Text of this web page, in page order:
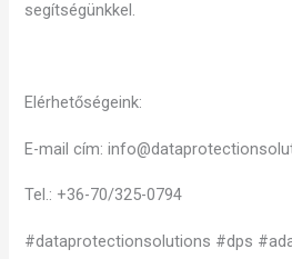
segítségünkkel.
Elérhetőségeink:
E-mail cím:
Tel.: +36-70/325-0794
#dataprotectionsolutions #dps